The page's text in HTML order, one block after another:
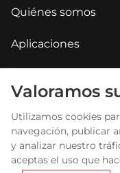
Quiénes somos
Aplicaciones
Valoramos
Utilizamos cookies
navegación, publicar
y analizar nuestro
aceptas el uso que